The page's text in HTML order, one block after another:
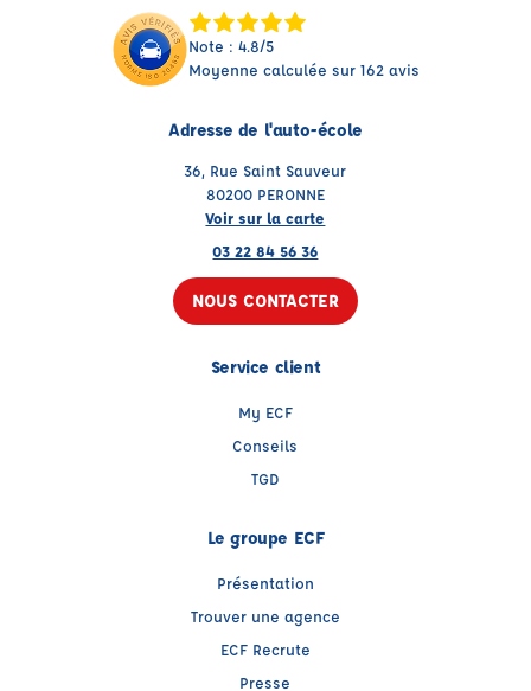
Note : 4.8/5
Moyenne calculée sur 162 avis
Adresse de l'auto-école
36, Rue Saint Sauveur
80200 PERONNE
Voir sur la carte
03 22 84 56 36
NOUS CONTACTER
Service client
My ECF
Conseils
TGD
Le groupe ECF
Présentation
Trouver une agence
ECF Recrute
Presse